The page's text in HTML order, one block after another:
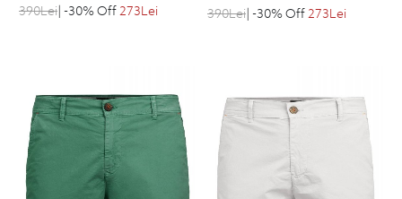
390Lei | -30% Off273Lei
390Lei| -30% Off 273Lei